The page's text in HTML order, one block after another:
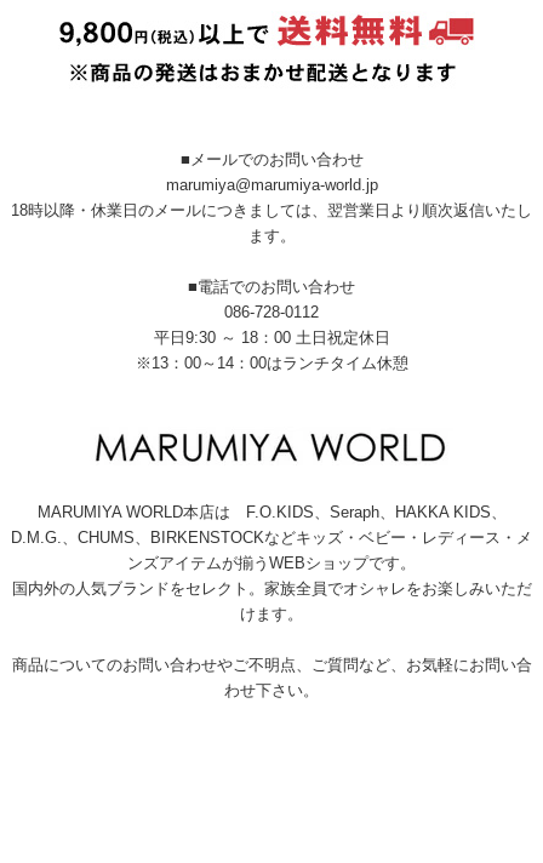
■メールでのお問い合わせ
marumiya@marumiya-world.jp
18時以降・休業日のメールにつきましては、翌営業日より順次返信いたし
ます。
■電話でのお問い合わせ
086-728-0112
平日9:30 ～ 18：00 土日祝定休日
※13：00～14：00はランチタイム休憩
MARUMIYA WORLD本店は F.O.KIDS、Seraph、HAKKA KIDS、
D.M.G.、CHUMS、BIRKENSTOCKなどキッズ・ベビー・レディース・メ
ンズアイテムが揃うWEBショップです。
国内外の人気ブランドをセレクト。家族全員でオシャレをお楽しみいただ
けます。
商品についてのお問い合わせやご不明点、ご質問など、お気軽にお問い合
わせ下さい。